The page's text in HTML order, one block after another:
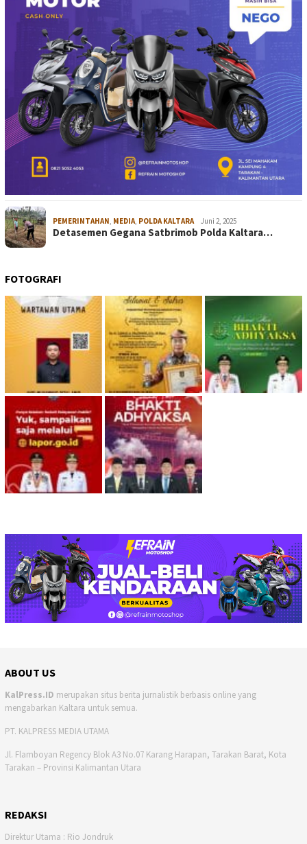
PEMERINTAHAN, MEDIA, POLDA KALTARA Juni 2, 2025
Detasemen Gegana Satbrimob Polda Kaltara…
FOTOGRAFI
ABOUT US
KalPress.ID merupakan situs berita jurnalistik berbasis online yang
mengabarkan Kaltara untuk semua.
PT. KALPRESS MEDIA UTAMA
Jl. Flamboyan Regency Blok A3 No.07 Karang Harapan, Tarakan Barat, Kota
Tarakan – Provinsi Kalimantan Utara
REDAKSI
Direktur Utama : Rio Jondruk